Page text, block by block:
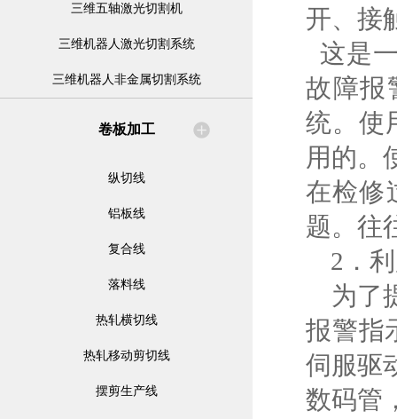
三维五轴激光切割机
三维机器人激光切割系统
三维机器人非金属切割系统
卷板加工
纵切线
铝板线
复合线
落料线
热轧横切线
热轧移动剪切线
摆剪生产线
开、接
这是
故障报
统。使
用的。
在检修
题。往
2．利
为了
报警指
伺服驱
数码管